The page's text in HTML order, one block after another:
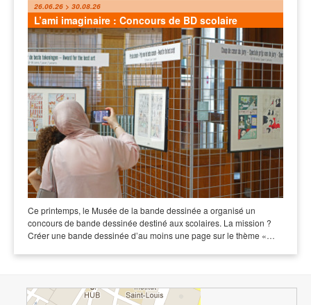
26.06.26 > 30.08.26
L’ami imaginaire : Concours de BD scolaire
Ce printemps, le Musée de la bande dessinée a organisé un
concours de bande dessinée destiné aux scolaires. La mission ?
Créer une bande dessinée d’au moins une page sur le thème «…